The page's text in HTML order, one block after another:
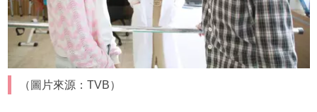
（圖片來源：TVB）